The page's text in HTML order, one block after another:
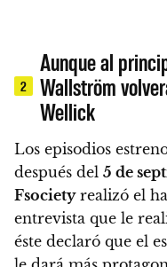
2
Aunque al
Wallström
Wellick
Los episodios
después del 5 de
Fsocietyrealizó el
entrevista que le
éste declaró que el